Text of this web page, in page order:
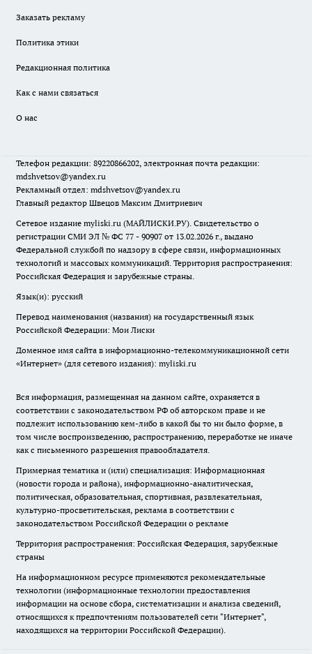
Заказать рекламу
Политика этики
Редакционная политика
Как с нами связаться
О нас
Телефон редакции: 89220866202, электронная почта редакции:
mdshvetsov@yandex.ru
Рекламный отдел: mdshvetsov@yandex.ru
Главный редактор Швецов Максим Дмитриевич
Сетевое издание myliski.ru (МАЙЛИСКИ.РУ). Свидетельство о
регистрации СМИ ЭЛ № ФС 77 - 90907 от 13.02.2026 г., выдано
Федеральной службой по надзору в сфере связи, информационных
технологий и массовых коммуникаций. Территория распространения:
Российская Федерация и зарубежные страны.
Язык(и): русский
Перевод наименования (названия) на государственный язык
Российской Федерации: Мои Лиски
Доменное имя сайта в информационно-телекоммуникационной сети
«Интернет» (для сетевого издания): myliski.ru
Вся информация, размещенная на данном сайте, охраняется в
соответствии с законодательством РФ об авторском праве и не
подлежит использованию кем-либо в какой бы то ни было форме, в
том числе воспроизведению, распространению, переработке не иначе
как с письменного разрешения правообладателя.
Примерная тематика и (или) специализация: Информационная
(новости города и района), информационно-аналитическая,
политическая, образовательная, спортивная, развлекательная,
культурно-просветительская, реклама в соответствии с
законодательством Российской Федерации о рекламе
Территория распространения: Российская Федерация, зарубежные
страны
На информационном ресурсе применяются рекомендательные
технологии (информационные технологии предоставления
информации на основе сбора, систематизации и анализа сведений,
относящихся к предпочтениям пользователей сети "Интернет",
находящихся на территории Российской Федерации).